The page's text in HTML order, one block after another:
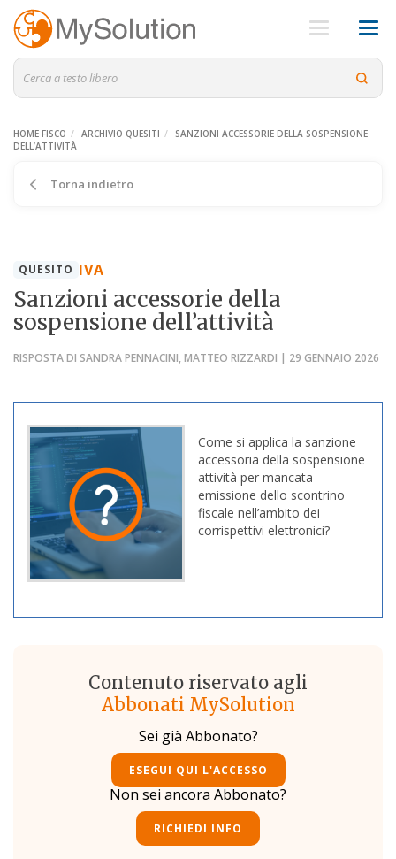
HOME FISCO ARCHIVIO QUESITI
SANZIONI ACCESSORIE DELLA SOSPENSIONE
DELL’ATTIVITÀ
Torna indietro
QUESITO IVA
Sanzioni accessorie della
sospensione dell’attività
RISPOSTA DI SANDRA PENNACINI, MATTEO RIZZARDI | 29 GENNAIO 2026
Come si applica la sanzione
accessoria della sospensione
attività per mancata
emissione dello scontrino
fiscale nell’ambito dei
corrispettivi elettronici?
Contenuto riservato agli
Abbonati MySolution
Sei già Abbonato?
ESEGUI QUI L'ACCESSO
Non sei ancora Abbonato?
RICHIEDI INFO